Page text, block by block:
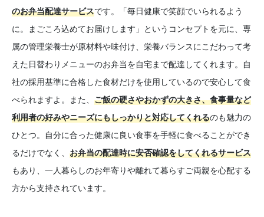
のお弁当配達サービスです。「毎日健康で笑顔でいられるよう
に。まごころ込めてお届けします」というコンセプトを元に、専
属の管理栄養士が原材料や味付け、栄養バランスにこだわって考
えた日替わりメニューのお弁当を自宅まで配達してくれます。自
社の採用基準に合格した食材だけを使用しているので安心して食
べられますよ。また、 ご飯の硬さやおかずの大きさ、食事量など
利用者の好みやニーズにもしっかりと対応してくれるのも魅力の
ひとつ。自分に合った健康に良い食事を手軽に食べることができ
るだけでなく、 お弁当の配達時に安否確認をしてくれるサービス
もあり、一人暮らしのお年寄りや離れて暮らすご両親を心配する
方から支持されています。